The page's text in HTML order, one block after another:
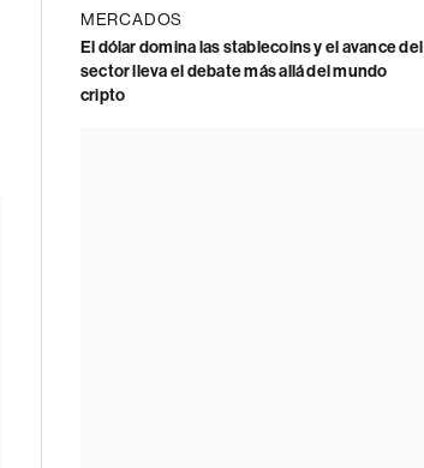
MERCADOS
El dólar domina las stablecoins y el avance del
sector lleva el debate más allá del mundo
cripto